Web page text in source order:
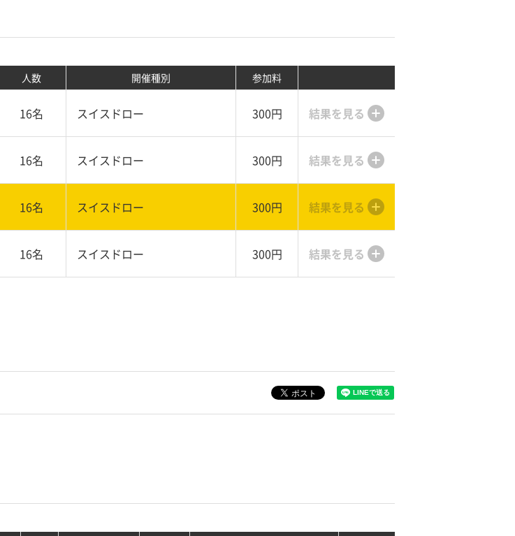
人数 開催種別 参加料
16名 スイスドロー 300円 結果を見る
16名 スイスドロー 300円 結果を見る
16名 スイスドロー 300円 結果を見る
16名 スイスドロー 300円 結果を見る